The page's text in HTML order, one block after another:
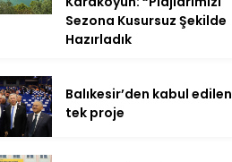
Sezona Kusursuz Şekilde
Hazırladık
Balıkesir’den kabul edilen
tek proje